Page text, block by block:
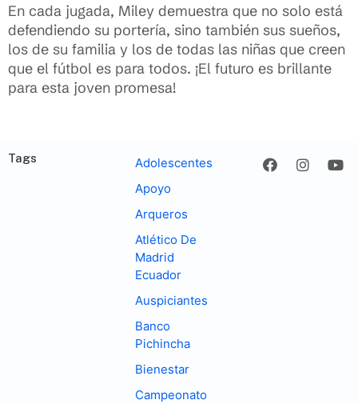
En cada jugada, Miley demuestra que no solo está
defendiendo su portería, sino también sus sueños,
los de su familia y los de todas las niñas que creen
que el fútbol es para todos. ¡El futuro es brillante
para esta joven promesa!
Tags
Adolescentes
Apoyo
Arqueros
Atlético De
Madrid
Ecuador
Auspiciantes
Banco
Pichincha
Bienestar
Campeonato